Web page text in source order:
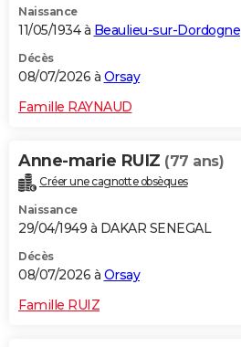
Naissance
11/05/1934 à Beaulieu-sur-Dordogne
Décès
08/07/2026 à Orsay
Famille RAYNAUD
Anne-marie RUIZ (77 ans)
Créer une cagnotte obsèques
Naissance
29/04/1949 à DAKAR SENEGAL
Décès
08/07/2026 à Orsay
Famille RUIZ